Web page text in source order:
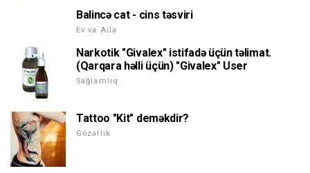
Balincə cat - cins təsviri
Ev və Ailə
Narkotik "Givalex" istifadə üçün təlimat.
(Qarqara həlli üçün) "Givalex" User
Sağlamlıq
Tattoo "Kit" deməkdir?
Gözəllik